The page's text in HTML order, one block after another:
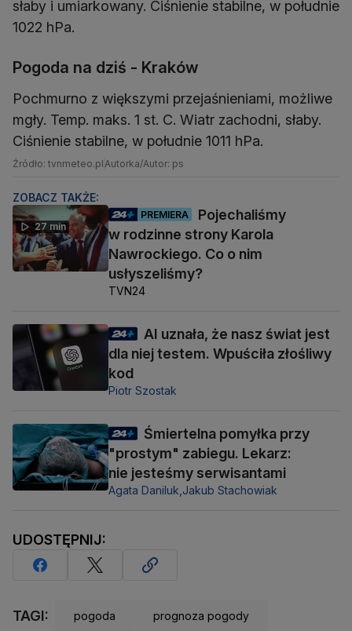
słaby i umiarkowany. Ciśnienie stabilne, w południe
1022 hPa.
Pogoda na dziś - Kraków
Pochmurno z większymi przejaśnieniami, możliwe
mgły. Temp. maks. 1 st. C. Wiatr zachodni, słaby.
Ciśnienie stabilne, w południe 1011 hPa.
Źródło: tvnmeteo.plAutorka/Autor: ps
ZOBACZ TAKŻE:
27 min
PREMIERA
Pojechaliśmy
w rodzinne strony Karola
Nawrockiego. Co o nim
usłyszeliśmy?
TVN24
AI uznała, że nasz świat jest
dla niej testem. Wpuściła złośliwy
kod
Piotr Szostak
Śmiertelna pomyłka przy
"prostym" zabiegu. Lekarz:
nie jesteśmy serwisantami
Agata Daniluk, Jakub Stachowiak
UDOSTĘPNIJ:
TAGI: pogoda prognoza pogody